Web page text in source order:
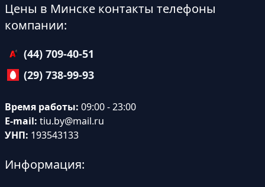
Цены в Минске контакты телефоны
компании:
(44) 709-40-51
(29) 738-99-93
Время работы: 09:00 - 23:00
E-mail: tiu.by@mail.ru
УНП: 193543133
Информация: